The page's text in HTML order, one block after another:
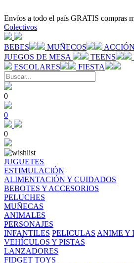
Envíos a todo el país GRATIS compras
Colectivos
BEBES MUÑECOS ACCIÓN
JUEGOS DE MESA
TEENS
ESCOLARES
FIESTA
0
0
0
JUGUETES
ESTIMULACIÓN
ALIMENTACIÓN Y CUIDADOS
BEBOTES Y ACCESORIOS
PELUCHES
MUÑECAS
ANIMALES
PERSONAJES
INFANTILES PELICULAS ANIME Y
VEHÍCULOS Y PISTAS
LANZADORES
FIDGET TOYS